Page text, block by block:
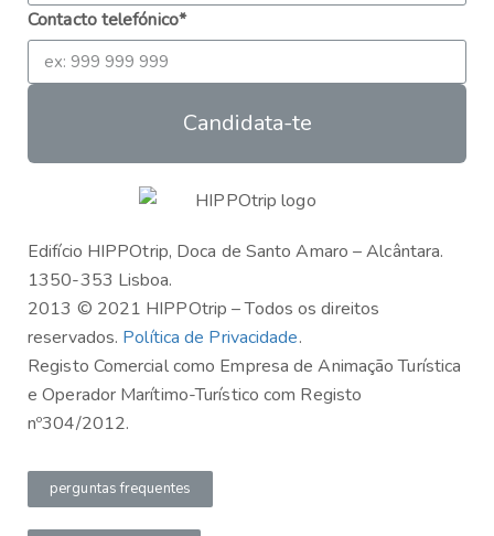
Contacto telefónico*
Candidata-te
Edifício HIPPOtrip, Doca de Santo Amaro – Alcântara.
1350-353 Lisboa.
2013 © 2021 HIPPOtrip – Todos os direitos
reservados. Política de Privacidade.
Registo Comercial como Empresa de Animação Turística
e Operador Marítimo-Turístico com Registo
nº304/2012.
perguntas frequentes